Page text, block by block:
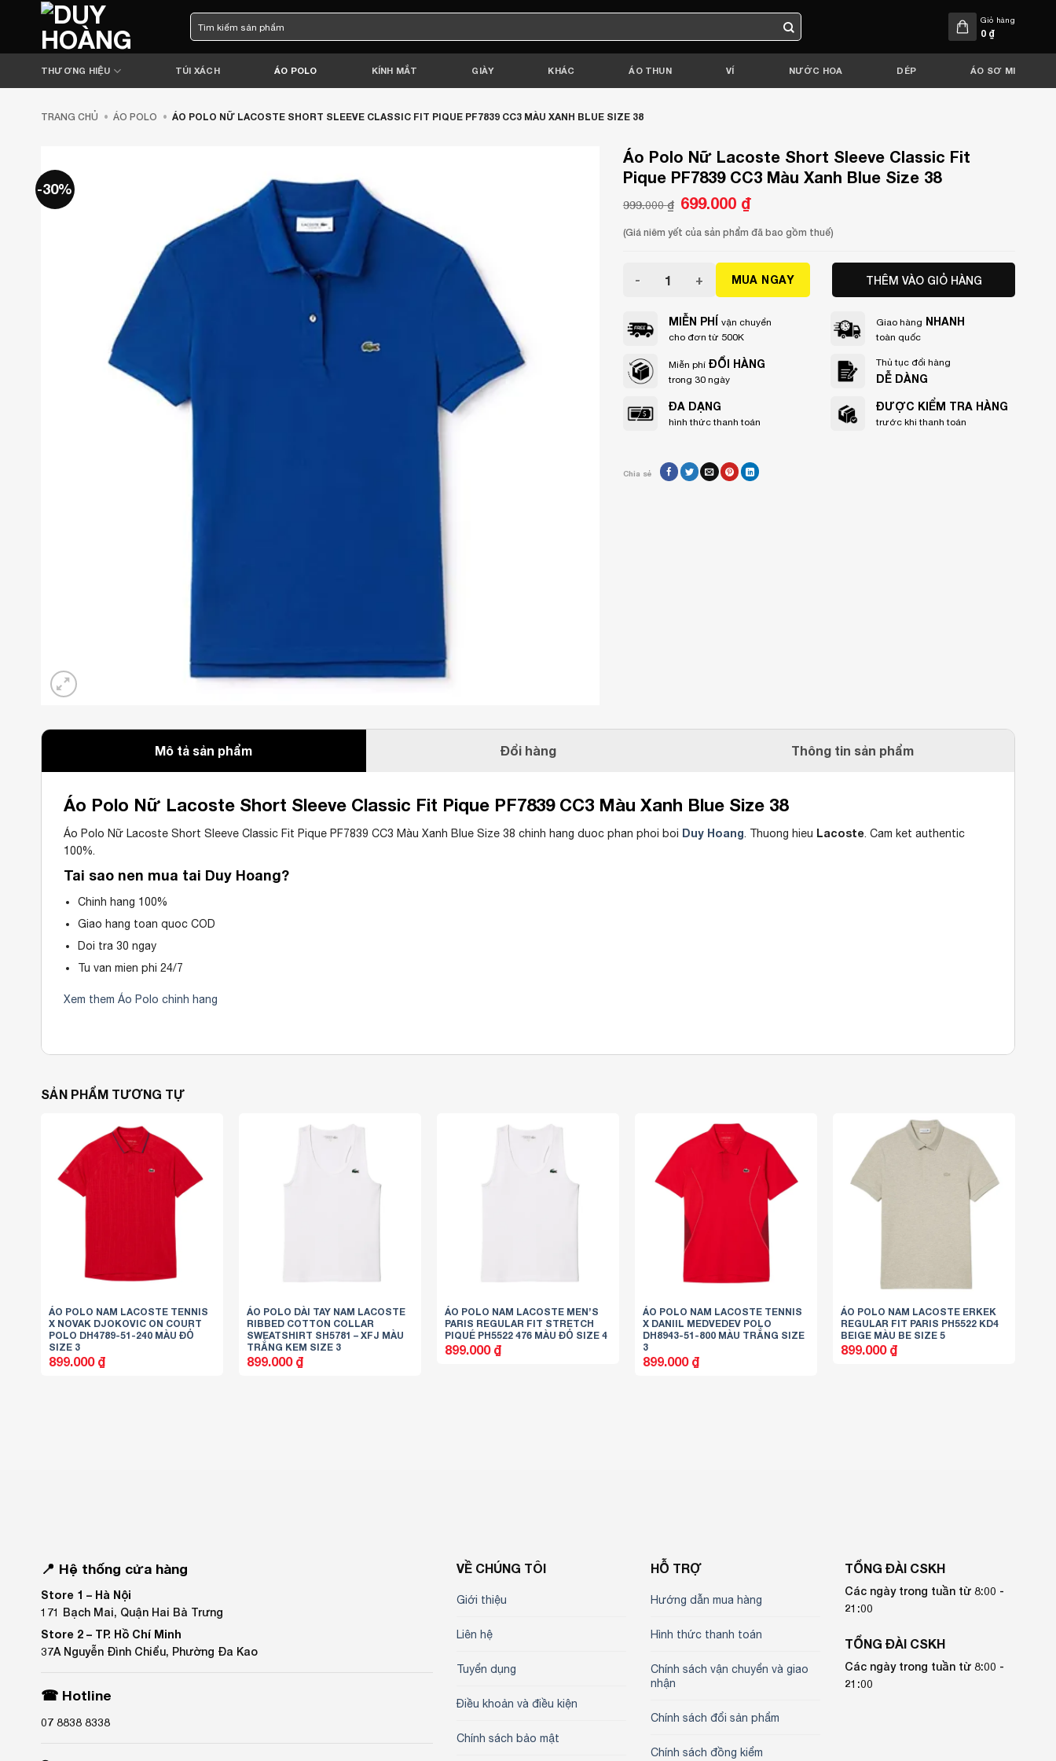
Tìm
kiếm:
Giỏ hàng
0 ₫
THƯƠNG HIỆU TÚI XÁCH ÁO POLO KÍNH MẮT GIÀY KHÁC ÁO THUN VÍ NƯỚC HOA DÉP ÁO SƠ MI
TRANG CHỦ • ÁO POLO • ÁO POLO NỮ LACOSTE SHORT SLEEVE CLASSIC FIT PIQUE PF7839 CC3 MÀU XANH BLUE SIZE 38
-30%
Áo Polo Nữ Lacoste Short Sleeve Classic Fit
Pique PF7839 CC3 Màu Xanh Blue Size 38
999.000₫ Giá
gốc
999.000 ₫.
699.000 ₫Giá
là:
(Giá niêm yết của sản phẩm đã bao gồm thuế)
Áo Polo Nữ Lacoste Short Sleeve Classic Fit Pique PF7839 CC3 Màu
MUA NGAY THÊM VÀO GIỎ HÀNG
MIỄN PHÍ vận chuyển
cho đơn từ 500K
Miễn phíĐỔI HÀNG
trong 30 ngày
ĐA DẠNG
hình thức thanh toán
Giao hàng NHANH
toàn quốc
Thủ tục đổi hàng
DỄ DÀNG
ĐƯỢC KIỂM TRA HÀNG
trước khi thanh toán
Chia sẻ
Mô tả sản phẩm Đổi hàng Thông tin sản phẩm
Áo Polo Nữ Lacoste Short Sleeve Classic Fit Pique PF7839 CC3 Màu Xanh Blue Size 38
Áo Polo Nữ Lacoste Short Sleeve Classic Fit Pique PF7839 CC3 Màu Xanh Blue Size 38 chinh hang duoc phan phoi boi Duy Hoang. Thuong hieu Lacoste. Cam ket authentic
100%.
Tai sao nen mua tai Duy Hoang?
Chinh hang 100%
Giao hang toan quoc COD
Doi tra 30 ngay
Tu van mien phi 24/7
Xem them Áo Polo chinh hang
SẢN PHẨM TƯƠNG TỰ
ÁO POLO NAM LACOSTE TENNIS
X NOVAK DJOKOVIC ON COURT
POLO DH4789-51-240 MÀU ĐỎ
SIZE 3
899.000 ₫
ÁO POLO DÀI TAY NAM LACOSTE
RIBBED COTTON COLLAR
SWEATSHIRT SH5781 – XFJ MÀU
TRẮNG KEM SIZE 3
899.000 ₫
ÁO POLO NAM LACOSTE MEN’S
PARIS REGULAR FIT STRETCH
PIQUÉ PH5522 476 MÀU ĐỎ SIZE 4
899.000 ₫
ÁO POLO NAM LACOSTE TENNIS
X DANIIL MEDVEDEV POLO
DH8943-51-800 MÀU TRẮNG SIZE
3
899.000 ₫
ÁO POLO NAM LACOSTE ERKEK
REGULAR FIT PARIS PH5522 KD4
BEIGE MÀU BE SIZE 5
899.000 ₫
📍 Hệ thống cửa hàng
Store 1 – Hà Nội
171 Bạch Mai, Quận Hai Bà Trưng
Store 2 – TP. Hồ Chí Minh
37A Nguyễn Đình Chiểu, Phường Đa Kao
☎ Hotline
07 8838 8338
VỀ CHÚNG TÔI
Giới thiệu
Liên hệ
Tuyển dụng
Điều khoản và điều kiện
Chính sách bảo mật
HỖ TRỢ
Hướng dẫn mua hàng
Hình thức thanh toán
Chính sách vận chuyển và giao
nhận
Chính sách đổi sản phẩm
Chính sách đồng kiểm
TỔNG ĐÀI CSKH
Các ngày trong tuần từ 8:00 -
21:00
TỔNG ĐÀI CSKH
Các ngày trong tuần từ 8:00 -
21:00